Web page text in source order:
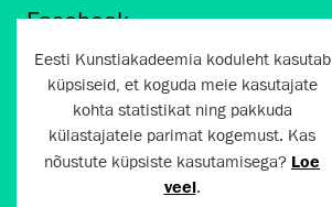
Facebook
Twitter
LinkedIn
Flickr
Vimeo
YouTube
Eesti Kunstiakadeemia koduleht kasutab
küpsiseid, et koguda meie kasutajate
kohta statistikat ning pakkuda
külastajatele parimat kogemust. Kas
nõustute küpsiste kasutamisega? Loe
veel.